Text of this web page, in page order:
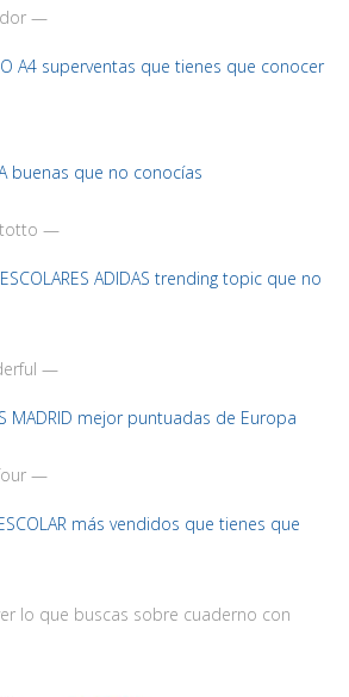
—
A4 superventas que tienes que conocer
buenas que no conocías
totto —
ADIDAS trending topic que no
—
MADRID mejor puntuadas de Europa
—
más vendidos que tienes que
lo que buscas sobre cuaderno con